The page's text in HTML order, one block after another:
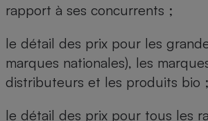
rapport à ses concurrents ;
le détail des prix pour les
marques nationales), les
distributeurs et les produits bio ;
le détail des prix pour tous les